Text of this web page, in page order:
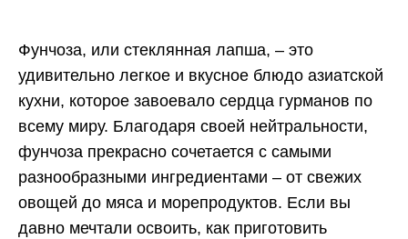
Фунчоза, или стеклянная лапша, – это
удивительно легкое и вкусное блюдо азиатской
кухни, которое завоевало сердца гурманов по
всему миру. Благодаря своей нейтральности,
фунчоза прекрасно сочетается с самыми
разнообразными ингредиентами – от свежих
овощей до мяса и морепродуктов. Если вы
давно мечтали освоить, как приготовить